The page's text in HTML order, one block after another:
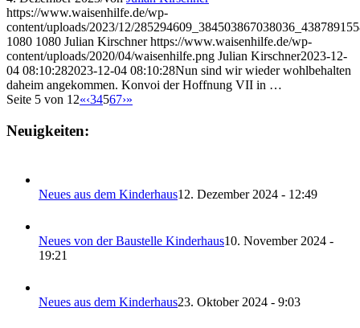
https://www.waisenhilfe.de/wp-
content/uploads/2023/12/
1080 1080 Julian Kirschner https://www.waisenhilfe.de/wp-
content/uploads/2020/04/waisenhilfe.png Julian Kirschner2023-12-
04 08:10:282023-12-04 08:10:28Nun sind wir wieder wohlbehalten
daheim angekommen. Konvoi der Hoffnung VII in …
Seite 5 von 12«‹34567›»
Neuigkeiten:
Neues aus dem Kinderhaus12. Dezember 2024 - 12:49
Neues von der Baustelle Kinderhaus10. November 2024 -
19:21
Neues aus dem Kinderhaus23. Oktober 2024 - 9:03